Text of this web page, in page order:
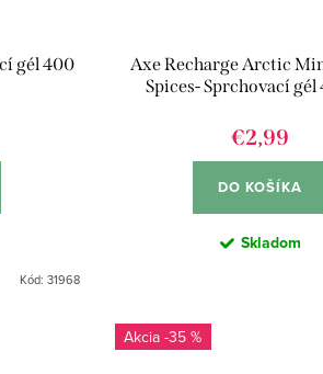
gél 400
Kód: 31968
Axe Recharge Arctic
Spices- Sprchovací gél
€2,99
DO KOŠÍKA
Skladom
-35 %